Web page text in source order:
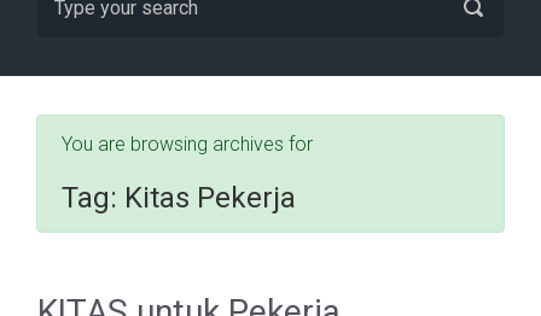
You are browsing archives for
Tag: Kitas Pekerja